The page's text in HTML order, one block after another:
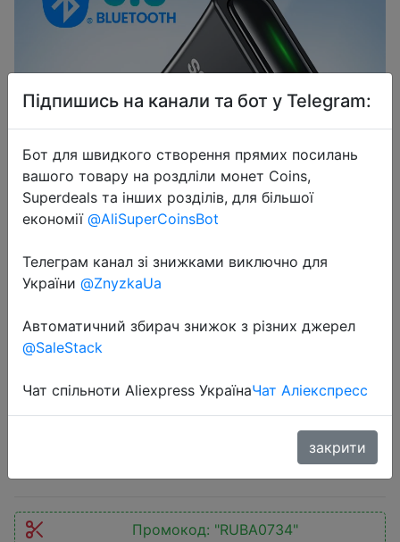
2023-05-18
Baseus USB Bluetooth 5.3 Adapter
PC USB Transmitter Receiver
Dongle Wireless Adapter For
Win11/10/8.1
Промокод: "RUBA0734"
Підпишись на канали та бот у Telegram:
Бот для швидкого створення прямих посилань
вашого товару на роздліли монет Coins,
Superdeals та інших розділів, для більшої
економії @AliSuperCoinsBot
Телеграм канал зі знижками виключно для
України @ZnyzkaUa
Автоматичний збирач знижок з різних джерел
@SaleStack
Чат спільноти Aliexpress УкраїнаЧат Аліекспресс
закрити